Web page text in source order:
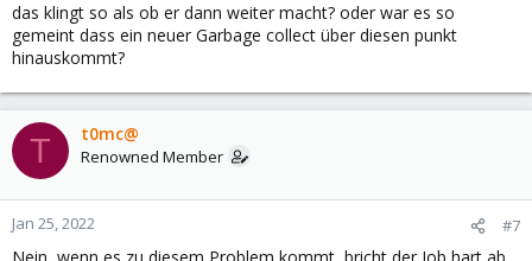
das klingt so als ob er dann weiter macht? oder war es so
gemeint dass ein neuer Garbage collect über diesen punkt
hinauskommt?
T t0mc@
Renowned Member
Jan 25, 2022 #7